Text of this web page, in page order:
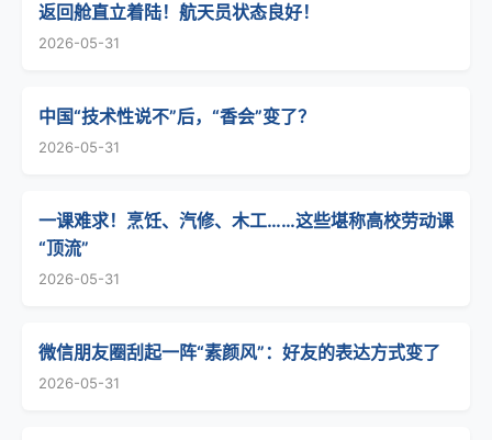
返回舱直立着陆！航天员状态良好！
2026-05-31
中国“技术性说不”后，“香会”变了？
2026-05-31
一课难求！烹饪、汽修、木工……这些堪称高校劳动课
“顶流”
2026-05-31
微信朋友圈刮起一阵“素颜风”：好友的表达方式变了
2026-05-31